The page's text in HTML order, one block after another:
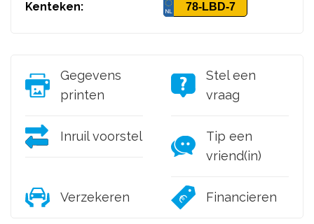
Kenteken: 78-LBD-7
Gegevens
printen
Stel een
vraag
Inruil voorstel
Tip een
vriend(in)
Verzekeren Financieren